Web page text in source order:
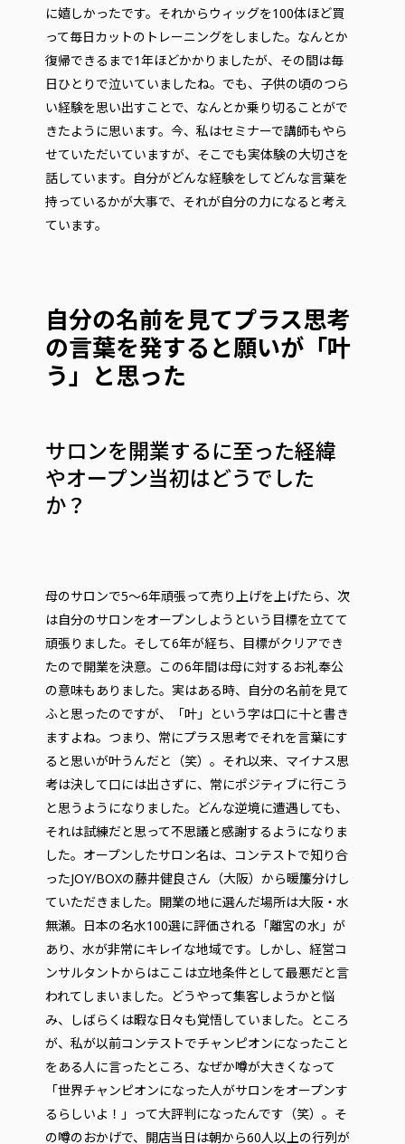
に嬉しかったです。それからウィッグを100体ほど買
って毎日カットのトレーニングをしました。なんとか
復帰できるまで1年ほどかかりましたが、その間は毎
日ひとりで泣いていましたね。でも、子供の頃のつら
い経験を思い出すことで、なんとか乗り切ることがで
きたように思います。今、私はセミナーで講師もやら
せていただいていますが、そこでも実体験の大切さを
話しています。自分がどんな経験をしてどんな言葉を
持っているかが大事で、それが自分の力になると考え
ています。
自分の名前を見てプラス思考
の言葉を発すると願いが「叶
う」と思った
サロンを開業するに至った経緯
やオープン当初はどうでした
か？
母のサロンで5～6年頑張って売り上げを上げたら、次
は自分のサロンをオープンしようという目標を立てて
頑張りました。そして6年が経ち、目標がクリアでき
たので開業を決意。この6年間は母に対するお礼奉公
の意味もありました。実はある時、自分の名前を見て
ふと思ったのですが、「叶」という字は口に十と書き
ますよね。つまり、常にプラス思考でそれを言葉にす
ると思いが叶うんだと（笑）。それ以来、マイナス思
考は決して口には出さずに、常にポジティブに行こう
と思うようになりました。どんな逆境に遭遇しても、
それは試練だと思って不思議と感謝するようになりま
した。オープンしたサロン名は、コンテストで知り合
ったJOY/BOXの藤井健良さん（大阪）から暖簾分けし
ていただきました。開業の地に選んだ場所は大阪・水
無瀬。日本の名水100選に評価される「離宮の水」が
あり、水が非常にキレイな地域です。しかし、経営コ
ンサルタントからはここは立地条件として最悪だと言
われてしまいました。どうやって集客しようかと悩
み、しばらくは暇な日々も覚悟していました。ところ
が、私が以前コンテストでチャンピオンになったこと
をある人に言ったところ、なぜか噂が大きくなって
「世界チャンピオンになった人がサロンをオープンす
るらしいよ！」って大評判になったんです（笑）。そ
の噂のおかげで、開店当日は朝から60人以上の行列が